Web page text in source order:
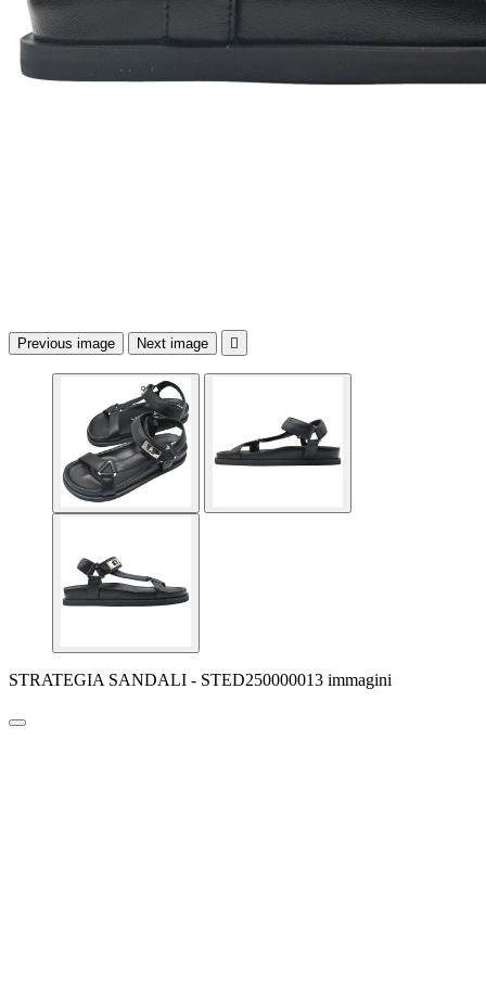
Previous image Next image 
STRATEGIA SANDALI - STED250000013 immagini